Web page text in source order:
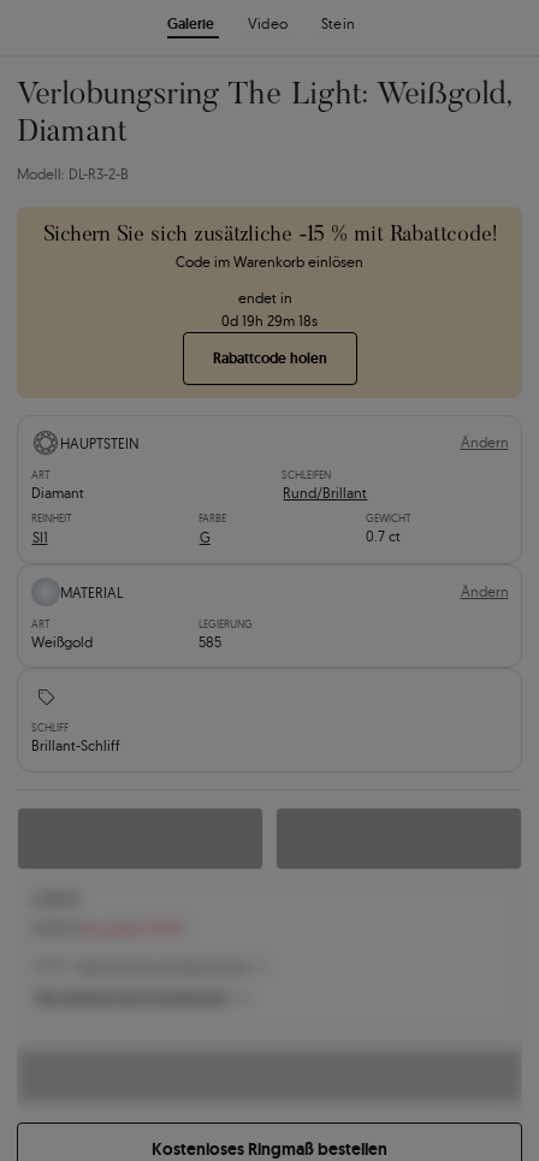
Galerie Video Stein
Verlobungsring The Light: Weißgold,
Diamant
Modell: DL-R3-2-B
Sichern Sie sich zusätzliche -15 % mit Rabattcode!
Code im Warenkorb einlösen
endet in
0d 19h 29m 17s
Rabattcode holen
HAUPTSTEIN Ändern
ART
Diamant
SCHLEIFEN
Rund/Brillant
REINHEIT
SI1
FARBE
G
GEWICHT
0.7 ct
MATERIAL Ändern
ART
Weißgold
LEGIERUNG
585
SCHLIFF
Brillant-Schliff
Kostenloses Ringmaß bestellen